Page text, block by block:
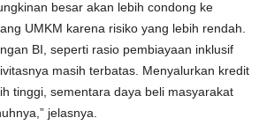
besar akan lebih condong ke
UMKM karena risiko yang lebih rendah.
BI, seperti rasio pembiayaan inklusif
masih terbatas. Menyalurkan kredit
tinggi, sementara daya beli masyarakat
jelasnya.